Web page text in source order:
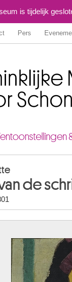
is tijdelijk
Pers
de